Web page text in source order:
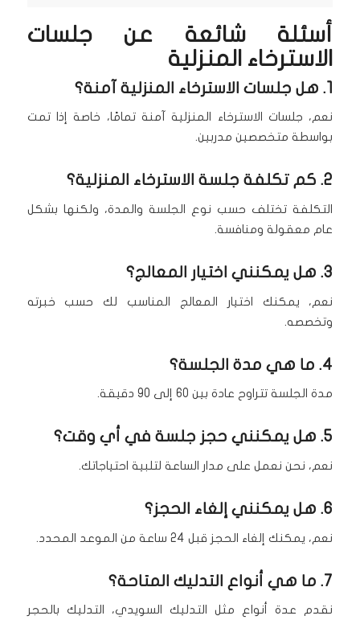
أسئلة شائعة عن جلسات
الاسترخاء المنزلية
1. هل جلسات الاسترخاء المنزلية آمنة؟
نعم، جلسات الاسترخاء المنزلية آمنة تمامًا، خاصة إذا تمت
بواسطة متخصصين مدربين.
2. كم تكلفة جلسة الاسترخاء المنزلية؟
التكلفة تختلف حسب نوع الجلسة والمدة، ولكنها بشكل
عام معقولة ومنافسة.
3. هل يمكنني اختيار المعالج؟
نعم، يمكنك اختيار المعالج المناسب لك حسب خبرته
وتخصصه.
4. ما هي مدة الجلسة؟
مدة الجلسة تتراوح عادة بين 60 إلى 90 دقيقة.
5. هل يمكنني حجز جلسة في أي وقت؟
نعم، نحن نعمل على مدار الساعة لتلبية احتياجاتك.
6. هل يمكنني إلغاء الحجز؟
نعم، يمكنك إلغاء الحجز قبل 24 ساعة من الموعد المحدد.
7. ما هي أنواع التدليك المتاحة؟
نقدم عدة أنواع مثل التدليك السويدي، التدليك بالحجر